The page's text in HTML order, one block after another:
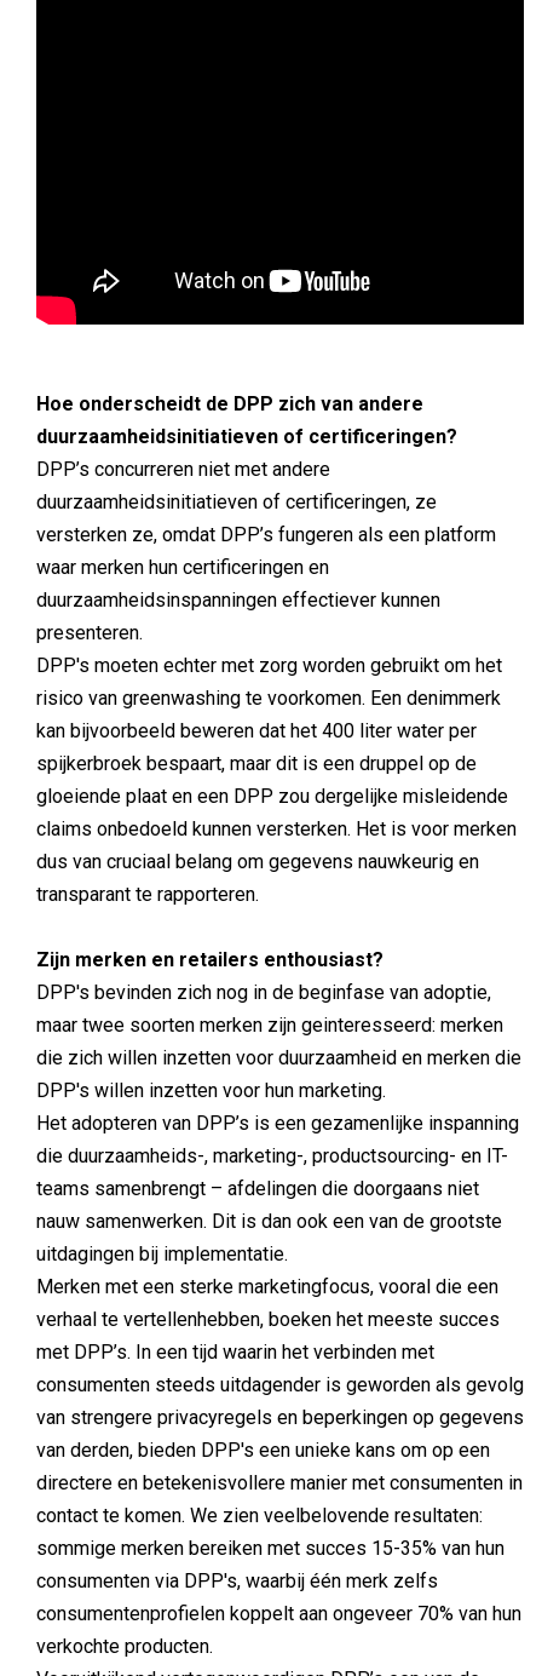
Hoe onderscheidt de DPP zich van andere
duurzaamheidsinitiatieven of certificeringen?
DPP’s concurreren niet met andere
duurzaamheidsinitiatieven of certificeringen, ze
versterken ze, omdat DPP’s fungeren als een platform
waar merken hun certificeringen en
duurzaamheidsinspanningen effectiever kunnen
presenteren.
DPP's moeten echter met zorg worden gebruikt om het
risico van greenwashing te voorkomen. Een denimmerk
kan bijvoorbeeld beweren dat het 400 liter water per
spijkerbroek bespaart, maar dit is een druppel op de
gloeiende plaat en een DPP zou dergelijke misleidende
claims onbedoeld kunnen versterken. Het is voor merken
dus van cruciaal belang om gegevens nauwkeurig en
transparant te rapporteren.
Zijn merken en retailers enthousiast?
DPP's bevinden zich nog in de beginfase van adoptie,
maar twee soorten merken zijn geinteresseerd: merken
die zich willen inzetten voor duurzaamheid en merken die
DPP's willen inzetten voor hun marketing.
Het adopteren van DPP’s is een gezamenlijke inspanning
die duurzaamheids-, marketing-, productsourcing- en IT-
teams samenbrengt – afdelingen die doorgaans niet
nauw samenwerken. Dit is dan ook een van de grootste
uitdagingen bij implementatie.
Merken met een sterke marketingfocus, vooral die een
verhaal te vertellenhebben, boeken het meeste succes
met DPP’s. In een tijd waarin het verbinden met
consumenten steeds uitdagender is geworden als gevolg
van strengere privacyregels en beperkingen op gegevens
van derden, bieden DPP's een unieke kans om op een
directere en betekenisvollere manier met consumenten in
contact te komen. We zien veelbelovende resultaten:
sommige merken bereiken met succes 15-35% van hun
consumenten via DPP's, waarbij één merk zelfs
consumentenprofielen koppelt aan ongeveer 70% van hun
verkochte producten.